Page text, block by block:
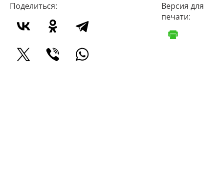
Поделиться:
Версия для
печати: